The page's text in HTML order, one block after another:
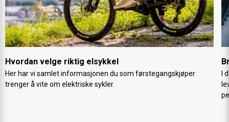
Hvordan velge riktig elsykkel
Her har vi samlet informasjonen du som førstegangskjøper
trenger å vite om elektriske sykler.
I